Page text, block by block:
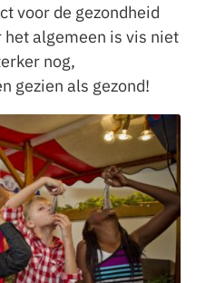
voor de gezondheid
het algemeen is vis niet
nog,
gezien als gezond!